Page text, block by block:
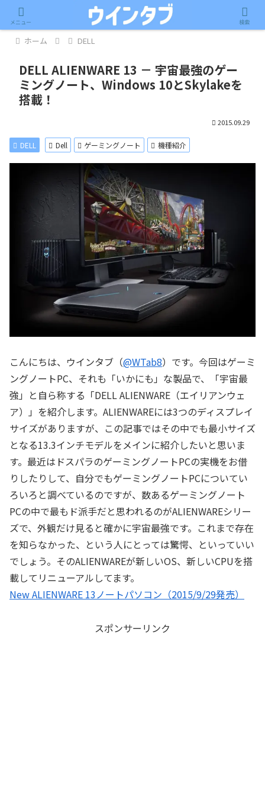
記事内に広告が含まれています。
ホーム DELL
DELL ALIENWARE 13 － 宇宙最強のゲー
ミングノート、Windows 10とSkylakeを
搭載！
2015.09.29
DELL Dell ゲーミングノート 機種紹介
こんにちは、ウインタブ（@WTab8）です。今回はゲーミ
ングノートPC、それも「いかにも」な製品で、「宇宙最
強」と自ら称する「DELL ALIENWARE（エイリアンウェ
ア）」を紹介します。ALIENWAREには3つのディスプレイ
サイズがありますが、この記事ではその中でも最小サイズ
となる13.3インチモデルをメインに紹介したいと思いま
す。最近はドスパラのゲーミングノートPCの実機をお借
りしたりして、自分でもゲーミングノートPCについてい
ろいろと調べているのですが、数あるゲーミングノート
PCの中で最もド派手だと思われるのがALIENWAREシリー
ズで、外観だけ見ると確かに宇宙最強です。これまで存在
を知らなかった、という人にとっては驚愕、といっていい
でしょう。そのALIENWAREが新しいOS、新しいCPUを搭
載してリニューアルしてます。
New ALIENWARE 13ノートパソコン（2015/9/29発売）
スポンサーリンク
メニュー 検索